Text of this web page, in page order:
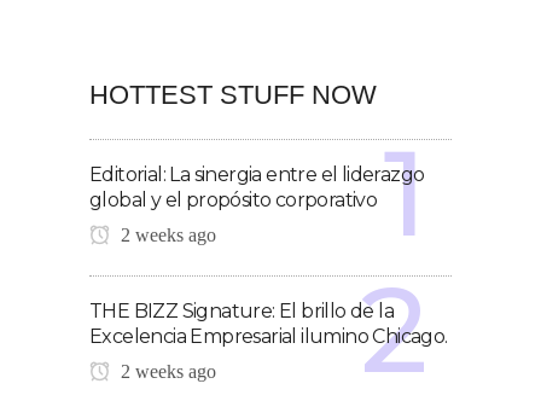
HOTTEST STUFF NOW
Editorial: La sinergia entre el liderazgo
global y el propósito corporativo
2 weeks ago
THE BIZZ Signature: El brillo de la
Excelencia Empresarial ilumino Chicago.
2 weeks ago